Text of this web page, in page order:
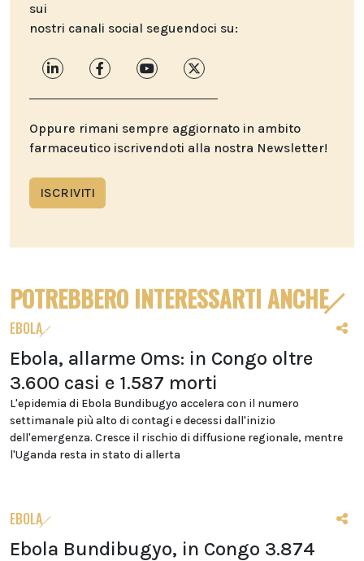
sui
nostri canali social seguendoci su:
Oppure rimani sempre aggiornato in ambito
farmaceutico iscrivendoti alla nostra Newsletter!
ISCRIVITI
POTREBBERO INTERESSARTI ANCHE
EBOLA
Ebola, allarme Oms: in Congo oltre
3.600 casi e 1.587 morti
L'epidemia di Ebola Bundibugyo accelera con il numero
settimanale più alto di contagi e decessi dall'inizio
dell'emergenza. Cresce il rischio di diffusione regionale, mentre
l'Uganda resta in stato di allerta
EBOLA
Ebola Bundibugyo, in Congo 3.874